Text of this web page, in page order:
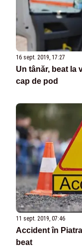
16 sept. 2019, 17:27
Un tânăr, beat la
cap de pod
11 sept. 2019, 07:46
Accident în
beat